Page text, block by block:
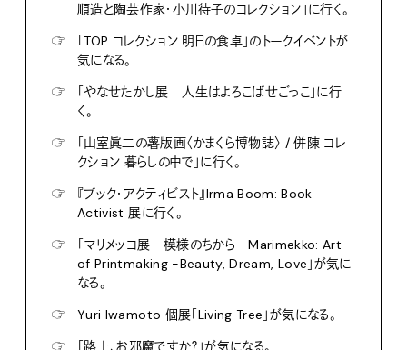
順造と陶芸作家・小川待子のコレクション」に行く。
☞
「TOP コレクション 明日の食卓」のトークイベントが
気になる。
☞
「やなせたかし展 人生はよろこばせごっこ」に行
く。
☞
「山室眞二の薯版画〈かまくら博物誌〉 / 併陳 コレ
クション 暮らしの中で」に行く。
☞
『ブック・アクティビスト』Irma Boom: Book
Activist 展に行く。
☞
「マリメッコ展 模様のちから Marimekko: Art
of Printmaking -Beauty, Dream, Love」が気に
なる。
☞
Yuri Iwamoto 個展「Living Tree」が気になる。
☞
「路上、お邪魔ですか？」が気になる。